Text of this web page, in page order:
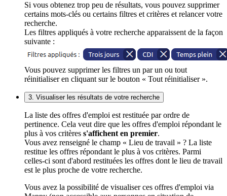
Si vous obtenez trop peu de résultats, vous pouvez supprimer
certains mots-clés ou certains filtres et critères et relancer votre
recherche.
Les filtres appliqués à votre recherche apparaissent de la façon
suivante :
Vous pouvez supprimer les filtres un par un ou tout
réinitialiser en cliquant sur le bouton « Tout réinitialiser ».
3. Visualiser les résultats de votre recherche
La liste des offres d'emploi est restituée par ordre de
pertinence. Cela veut dire que les offres d'emploi répondant le
plus à vos critères s'affichent en premier.
Vous avez renseigné le champ « Lieu de travail » ? La liste
restitue les offres répondant le plus à vos critères. Parmi
celles-ci sont d'abord restituées les offres dont le lieu de travail
est le plus proche de votre recherche.
Vous avez la possibilité de visualiser ces offres d'emploi via